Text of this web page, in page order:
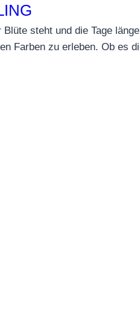
steht und die Tage
Farben zu erleben. Ob es